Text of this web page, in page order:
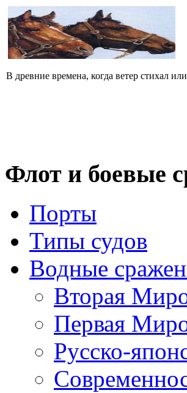
В древние времена, когда ветер стихал
Флот и боевые
Порты
Типы судов
Водные
Вторая
Первая
Русско-